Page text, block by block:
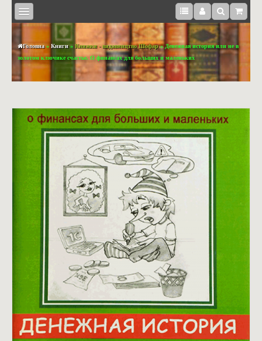
BOOKS
ENGLISH
МЕДІА
СУВЕНІРИ
Головна» Книги» Книжки - видавництво Шофар» Денежная история или не в
золотом ключике счастье. О финансах для больших и маленьких